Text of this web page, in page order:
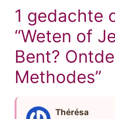
1 gedachte
“Weten of
Bent?
Methodes”
Thérésa